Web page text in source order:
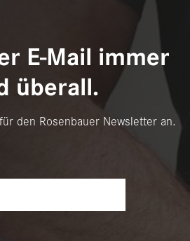
E-Mail immer
überall.
den Rosenbauer Newsletter an.